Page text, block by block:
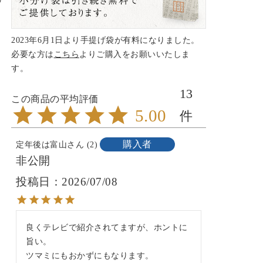
2023年6月1日より手提げ袋が有料になりました。
必要な方はこちらよりご購入をお願いいたしま
す。
5.00
13
定年後は富山 2 購入者
非公開
投稿日
2026/07/08
良くテレビで紹介されてますが、ホントに
旨い。
ツマミにもおかずにもなります。